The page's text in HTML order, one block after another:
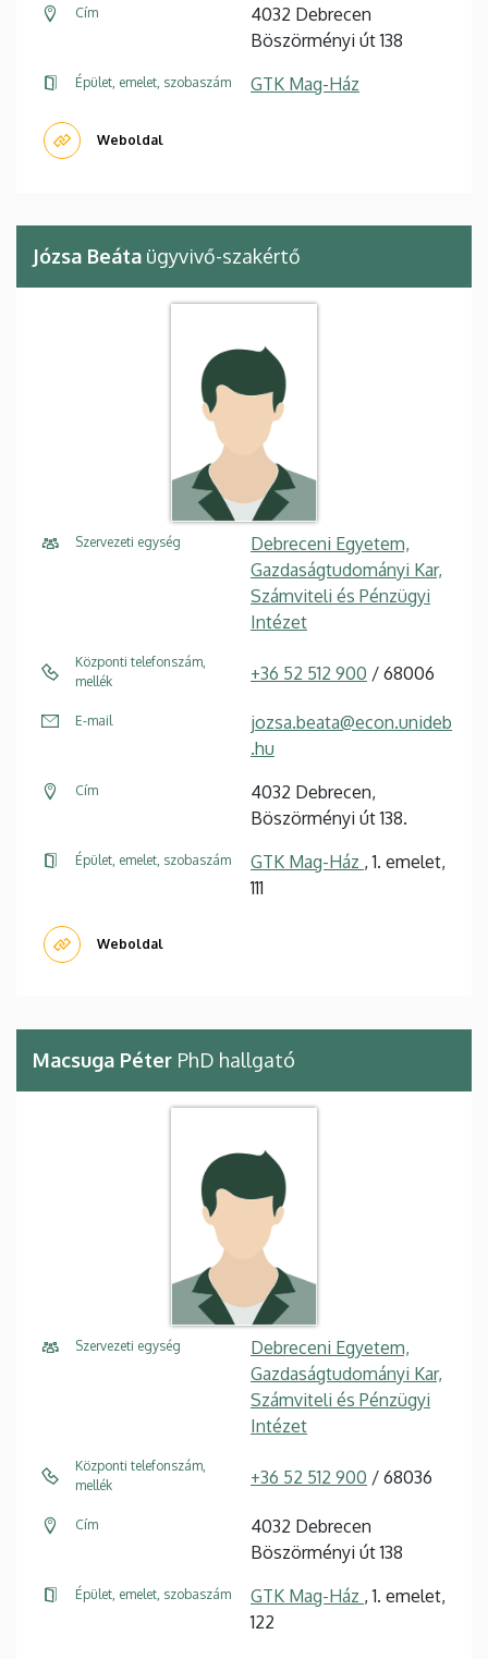
Cím
4032 Debrecen
Böszörményi út 138
Épület, emelet, szobaszám GTK Mag-Ház
Weboldal
Józsa Beáta ügyvivő-szakértő
Szervezeti egység
Debreceni Egyetem,
Gazdaságtudományi Kar,
Számviteli és Pénzügyi
Intézet
Központi telefonszám,
mellék
+36 52 512 900 / 68006
E-mail
jozsa.beata@econ.unideb
.hu
Cím
4032 Debrecen,
Böszörményi út 138.
Épület, emelet, szobaszám GTK Mag-Ház , 1. emelet,
111
Weboldal
Macsuga Péter PhD hallgató
Szervezeti egység
Debreceni Egyetem,
Gazdaságtudományi Kar,
Számviteli és Pénzügyi
Intézet
Központi telefonszám,
mellék
+36 52 512 900 / 68036
Cím
4032 Debrecen
Böszörményi út 138
Épület, emelet, szobaszám GTK Mag-Ház , 1. emelet,
122